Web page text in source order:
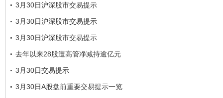
3月30日沪深股市交易提示
3月30日沪深股市交易提示
3月30日沪深股市交易提示
去年以来28股遭高管净减持逾亿元
3月30日交易提示
3月30日A股盘前重要交易提示一览